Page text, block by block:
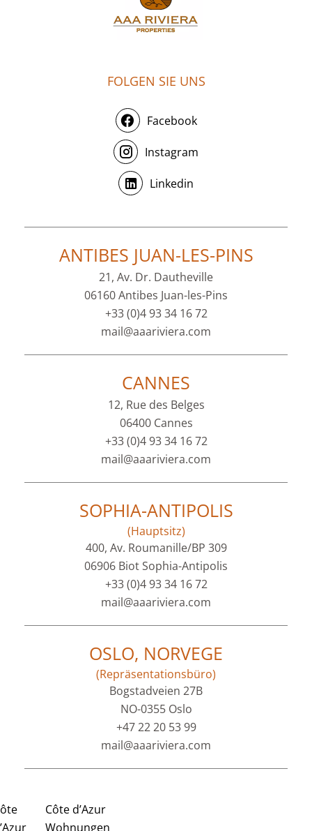
FOLGEN SIE UNS
Facebook
Instagram
Linkedin
ANTIBES JUAN-LES-PINS
21, Av. Dr. Dautheville
06160 Antibes Juan-les-Pins
+33 (0)4 93 34 16 72
mail@aaariviera.com
CANNES
12, Rue des Belges
06400 Cannes
+33 (0)4 93 34 16 72
mail@aaariviera.com
SOPHIA-ANTIPOLIS
(Hauptsitz)
400, Av. Roumanille/BP 309
06906 Biot Sophia-Antipolis
+33 (0)4 93 34 16 72
mail@aaariviera.com
OSLO, NORVEGE
(Repräsentationsbüro)
Bogstadveien 27B
NO-0355 Oslo
+47 22 20 53 99
mail@aaariviera.com
Côte d’Azur
Wohnungen